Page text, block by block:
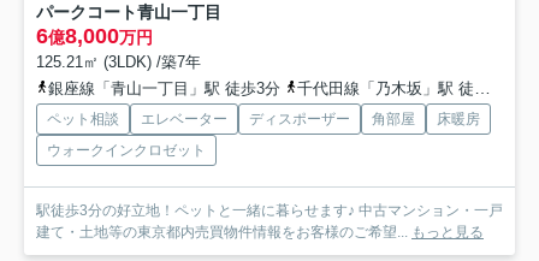
パークコート青山一丁目
6億8,000万円
125.21㎡ (3LDK) /築7年
銀座線「青山一丁目」駅 徒歩3分
千代田線「乃木坂」駅 徒歩9分
ペット相談 エレベーター ディスポーザー 角部屋
床暖房
ウォークインクロゼット
駅徒歩3分の好立地！ペットと一緒に暮らせます♪ 中古マンション・一戸
建て・土地等の東京都内売買物件情報をお客様のご希望... もっと見る